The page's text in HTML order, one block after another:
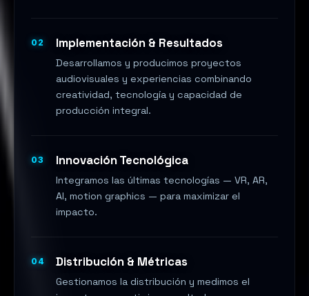
02 Implementación & Resultados
Desarrollamos y producimos proyectos
audiovisuales y experiencias combinando
creatividad, tecnología y capacidad de
producción integral.
03 Innovación Tecnológica
Integramos las últimas tecnologías — VR, AR,
AI, motion graphics — para maximizar el
impacto.
04 Distribución & Métricas
Gestionamos la distribución y medimos el